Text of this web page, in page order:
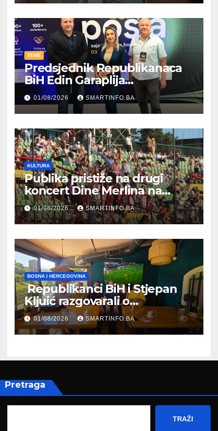
TEME
Predsjednik Republikanaca
BiH Edin Garaplija
prisustvovao prezentaciji
Federalnog sajma
zapošljavanja
01/08/2026 SMARTINFO.BA
KULTURA
Publika pristiže na drugi
koncert Dine Merlina na
Koševu
01/08/2026 SMARTINFO.BA
BOSNA I HERCEGOVINA
Republikanci BiH i Stjepan
Kljuić razgovarali o
evropskom putu Bosne i
Hercegovine
01/08/2026 SMARTINFO.BA
Pretraga
TRAŽI